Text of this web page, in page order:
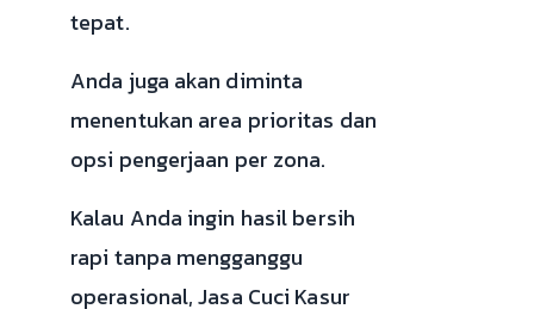
tepat.
Anda juga akan diminta
menentukan area prioritas dan
opsi pengerjaan per zona.
Kalau Anda ingin hasil bersih
rapi tanpa mengganggu
operasional, Jasa Cuci Kasur